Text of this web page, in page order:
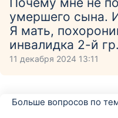
умершего сына.
Я мать,
инвалидка 2-й гр.
11 декабря 2024 13:11
Больше вопросов по